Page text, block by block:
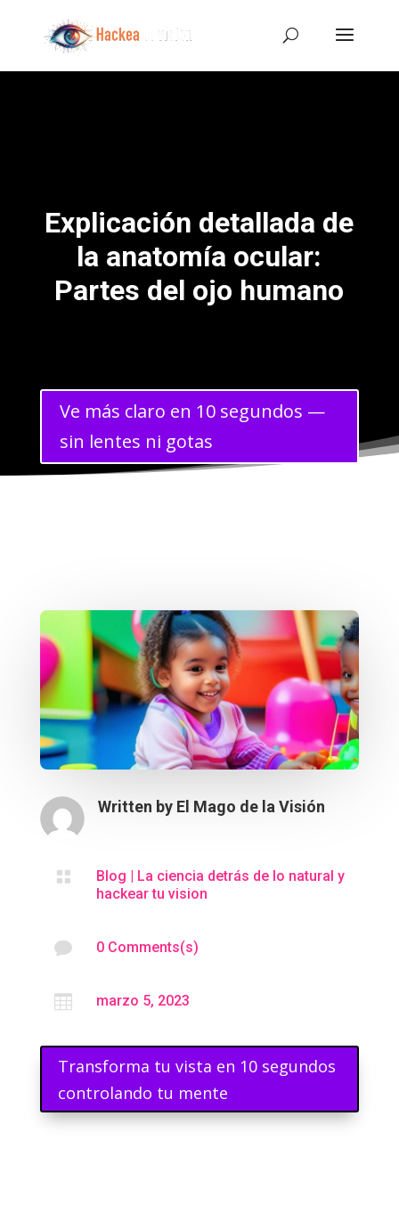
Explicación detallada de
la anatomía ocular:
Partes del ojo humano
Ve más claro en 10 segundos —
sin lentes ni gotas
Written by El Mago de la Visión
 Blog
La ciencia detrás de lo natural y
hackear tu vision
 0 Comments(s)
 marzo 5, 2023
Transforma tu vista en 10 segundos
controlando tu mente